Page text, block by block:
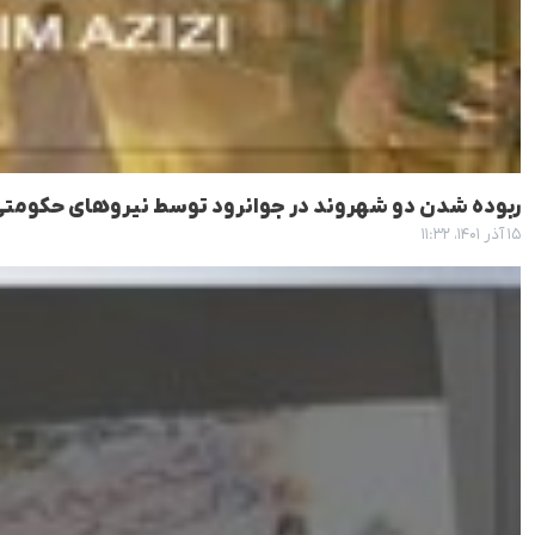
ربوده شدن دو شهروند در جوانرود توسط نیروهای
۱۵ آذر ۱۴۰۱، ۱۱:۳۲